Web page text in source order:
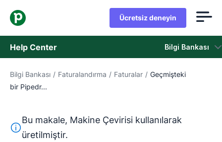
Ücretsiz deneyin
Help Center Bilgi Bankası
Bilgi Bankası
Destek Birimiyle İletişime Geçin
Bilgi Bankası / Faturalandırma / Faturalar / Geçmişteki
bir Pipedr...
Bu metin, İngilizceden Makine Çevirisi aracı
Bu makale, Makine Çevirisi kullanılarak
üretilmiştir.